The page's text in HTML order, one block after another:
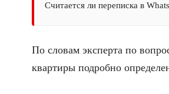
Считается ли переписка в
По словам эксперта по
квартиры подробно